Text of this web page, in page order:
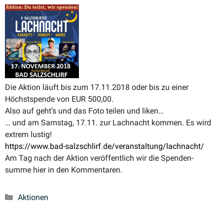
Die Aktion läuft bis zum 17.11.2018 oder bis zu einer
Höchst­spende von EUR 500,00.
Also auf geht’s und das Foto teilen und liken…
… und am Samstag, 17.11. zur Lachnacht kommen. Es wird
extrem lustig!
https://www.bad-salzschlirf.de/veranstaltung/lachnacht/
Am Tag nach der Aktion veröf­fentlich wir die Spenden­
summe hier in den Kommentaren.
Kategorien
Aktionen